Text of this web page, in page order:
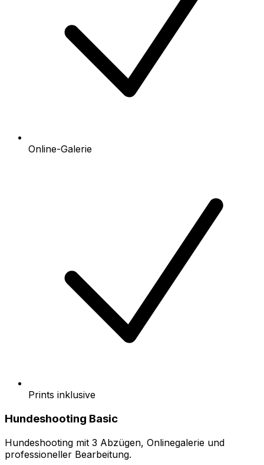
Online-Galerie
Prints inklusive
Hundeshooting Basic
Hundeshooting mit 3 Abzügen, Onlinegalerie und
professioneller Bearbeitung.